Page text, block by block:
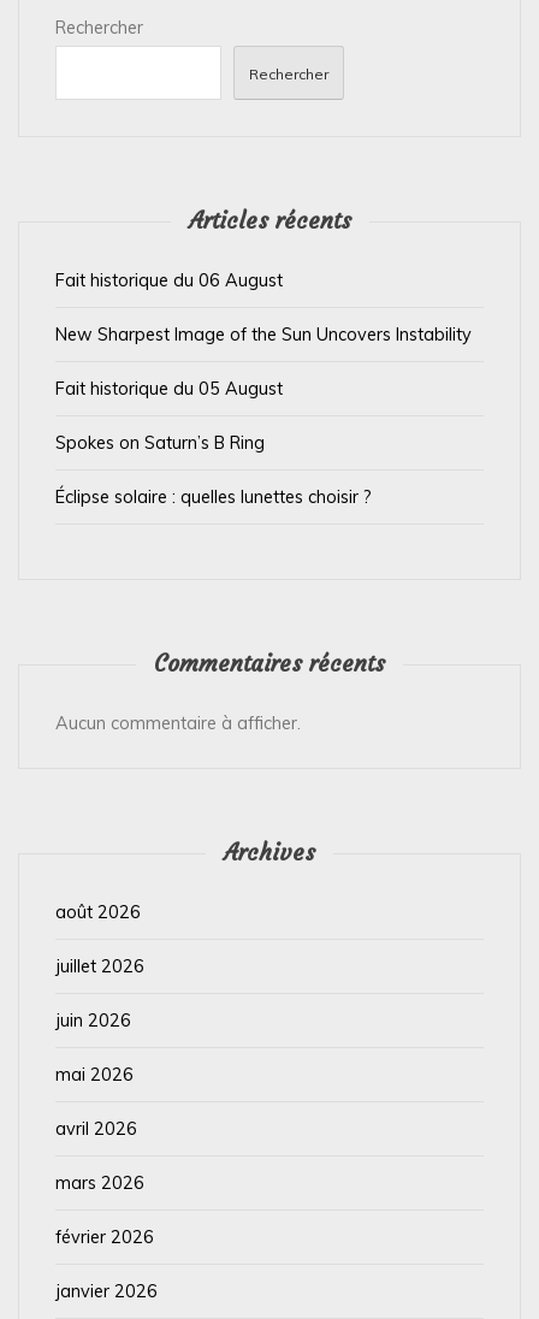
Rechercher
Rechercher
Articles récents
Fait historique du 06 August
New Sharpest Image of the Sun Uncovers Instability
Fait historique du 05 August
Spokes on Saturn’s B Ring
Éclipse solaire : quelles lunettes choisir ?
Commentaires récents
Aucun commentaire à afficher.
Archives
août 2026
juillet 2026
juin 2026
mai 2026
avril 2026
mars 2026
février 2026
janvier 2026